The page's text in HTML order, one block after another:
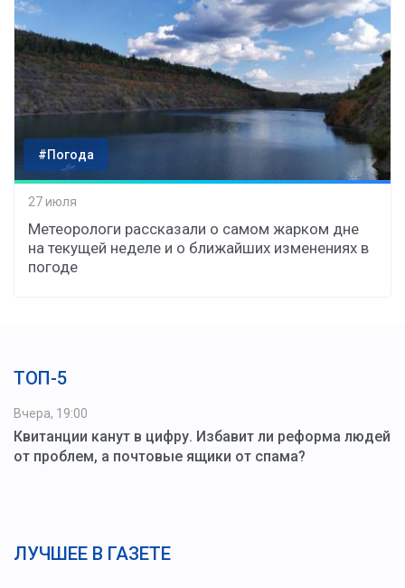
#Погода
27 июля
Метеорологи рассказали о самом жарком дне
на текущей неделе и о ближайших изменениях в
погоде
ТОП-5
Вчера, 19:00
Квитанции канут в цифру. Избавит ли реформа людей
от проблем, а почтовые ящики от спама?
ЛУЧШЕЕ В ГАЗЕТЕ